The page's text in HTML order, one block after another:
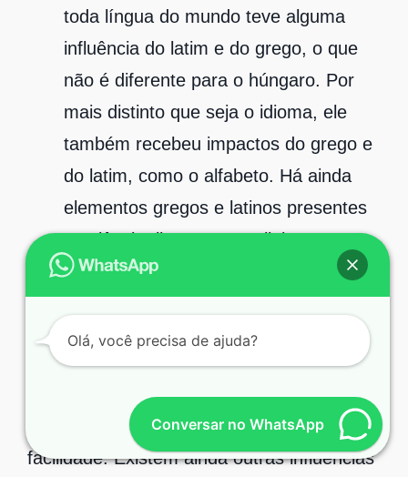
toda língua do mundo teve alguma
influência do latim e do grego, o que
não é diferente para o húngaro. Por
mais distinto que seja o idioma, ele
também recebeu impactos do grego e
do latim, como o alfabeto. Há ainda
elementos gregos e latinos presentes
na ciência, literatura e religião.
Uma língua é um produto de vários fatores
diferentes. Compreender e ser capaz de
rastrear esses fatores é importante para
conseguir entender melhor esta língua, e
talvez até mesmo aprendê-la com mais
facilidade. Existem ainda outras influências
Conversar no WhatsApp
Olá, você precisa de ajuda?